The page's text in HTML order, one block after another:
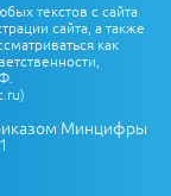
текстов с сайта
сайта, а также
как
Минцифры